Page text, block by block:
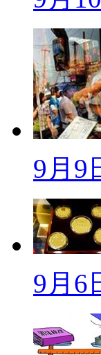
少了没
标题：
【解说
面向全
留作业
后第二
业，四
以上每
情况如
的《小
的作业
老师们
9月9
9月6